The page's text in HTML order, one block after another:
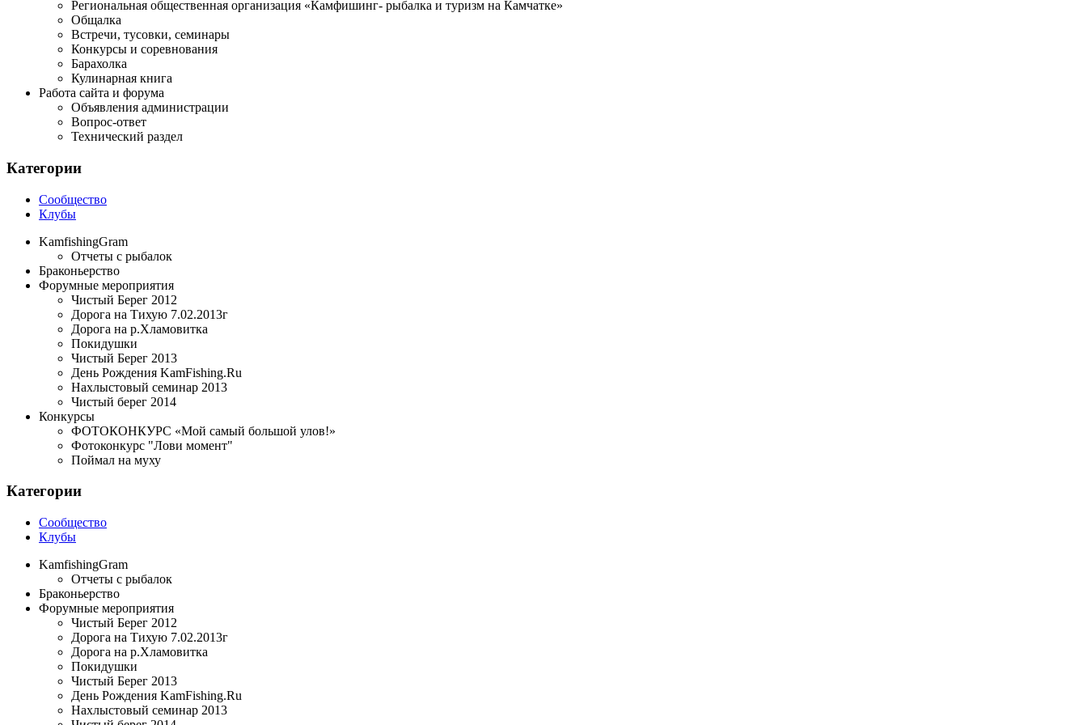
Региональная общественная организация «Камфишинг- рыбалка и туризм на Камчатке»
Общалка
Встречи, тусовки, семинары
Конкурсы и соревнования
Барахолка
Кулинарная книга
Работа сайта и форума
Объявления администрации
Вопрос-ответ
Технический раздел
Категории
Сообщество
Клубы
KamfishingGram
Отчеты с рыбалок
Браконьерство
Форумные мероприятия
Чистый Берег 2012
Дорога на Тихую 7.02.2013г
Дорога на р.Хламовитка
Покидушки
Чистый Берег 2013
День Рождения KamFishing.Ru
Нахлыстовый семинар 2013
Чистый берег 2014
Конкурсы
ФОТОКОНКУРС «Мой самый большой улов!»
Фотоконкурс "Лови момент"
Поймал на муху
Категории
Сообщество
Клубы
KamfishingGram
Отчеты с рыбалок
Браконьерство
Форумные мероприятия
Чистый Берег 2012
Дорога на Тихую 7.02.2013г
Дорога на р.Хламовитка
Покидушки
Чистый Берег 2013
День Рождения KamFishing.Ru
Нахлыстовый семинар 2013